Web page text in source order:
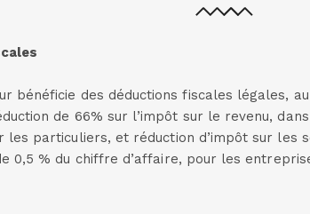
bénéficie des déductions fiscales légales,
de 66% sur l’impôt sur le revenu,
les particuliers, et réduction d’impôt sur les
0,5 % du chiffre d’affaire, pour les